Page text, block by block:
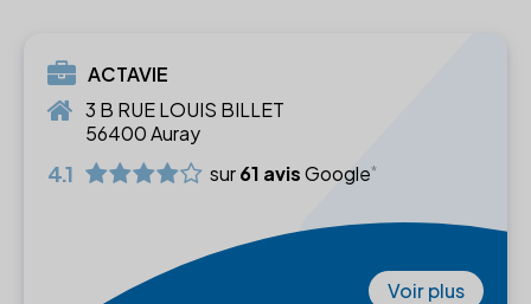
ACTAVIE
3 B RUE LOUIS BILLET
56400 Auray
4.1 sur61 avisGoogle
Voir plus